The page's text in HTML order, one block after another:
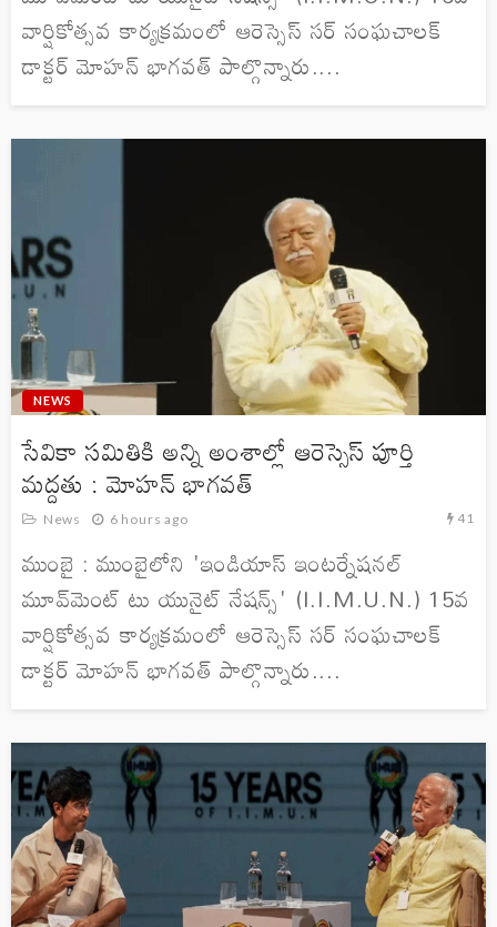
వార్షికోత్సవ కార్యక్రమంలో ఆరెస్సెస్ సర్ సంఘచాలక్
డాక్టర్ మోహన్ భాగవత్ పాల్గొన్నారు....
NEWS
సేవికా సమితికి అన్ని అంశాల్లో ఆరెస్సెస్ పూర్తి
మద్దతు : మోహన్ భాగవత్
News 6 hours ago 41
ముంబై : ముంబైలోని 'ఇండియాస్ ఇంటర్నేషనల్
మూవ్‌మెంట్ టు యునైట్ నేషన్స్' (I.I.M.U.N.) 15వ
వార్షికోత్సవ కార్యక్రమంలో ఆరెస్సెస్ సర్ సంఘచాలక్
డాక్టర్ మోహన్ భాగవత్ పాల్గొన్నారు....